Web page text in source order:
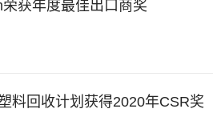
获年度最佳出口商奖
料回收计划获得2020年CSR奖